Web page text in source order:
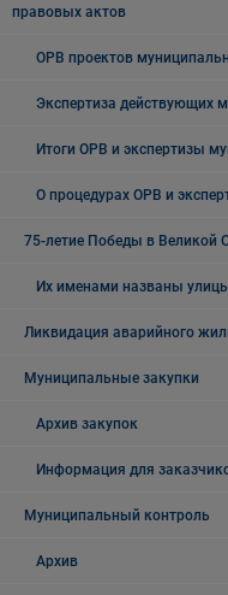
правовых актов
ОРВ проектов
Экспертиза действующих
Итоги ОРВ и экспертизы
О процедурах ОРВ и
75-летие Победы в Великой
Их именами названы
Ликвидация аварийного
Муниципальные закупки
Архив закупок
Информация для
Муниципальный контроль
Архив